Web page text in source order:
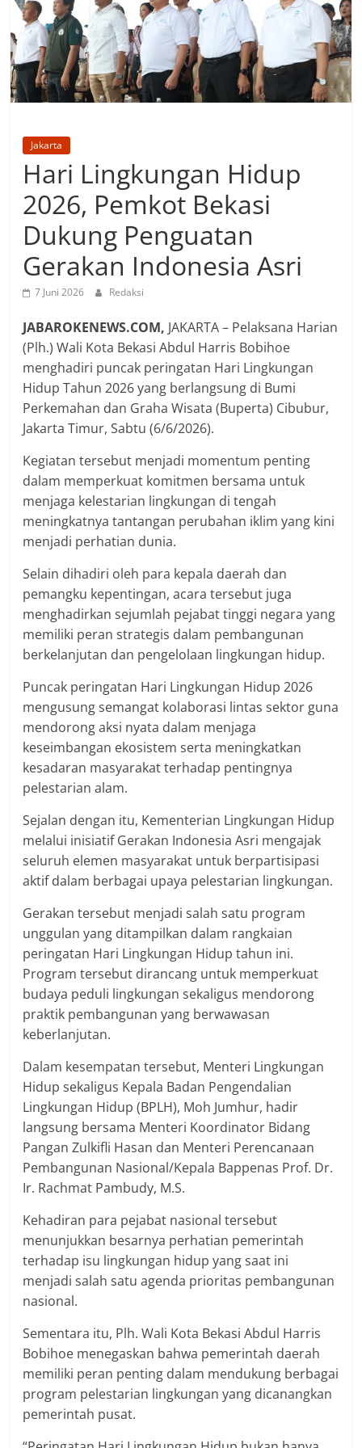
Jakarta
Hari Lingkungan Hidup
2026, Pemkot Bekasi
Dukung Penguatan
Gerakan Indonesia Asri
7 Juni 2026 Redaksi
JABAROKENEWS.COM, JAKARTA – Pelaksana Harian
(Plh.) Wali Kota Bekasi Abdul Harris Bobihoe
menghadiri puncak peringatan Hari Lingkungan
Hidup Tahun 2026 yang berlangsung di Bumi
Perkemahan dan Graha Wisata (Buperta) Cibubur,
Jakarta Timur, Sabtu (6/6/2026).
Kegiatan tersebut menjadi momentum penting
dalam memperkuat komitmen bersama untuk
menjaga kelestarian lingkungan di tengah
meningkatnya tantangan perubahan iklim yang kini
menjadi perhatian dunia.
Selain dihadiri oleh para kepala daerah dan
pemangku kepentingan, acara tersebut juga
menghadirkan sejumlah pejabat tinggi negara yang
memiliki peran strategis dalam pembangunan
berkelanjutan dan pengelolaan lingkungan hidup.
Puncak peringatan Hari Lingkungan Hidup 2026
mengusung semangat kolaborasi lintas sektor guna
mendorong aksi nyata dalam menjaga
keseimbangan ekosistem serta meningkatkan
kesadaran masyarakat terhadap pentingnya
pelestarian alam.
Sejalan dengan itu, Kementerian Lingkungan Hidup
melalui inisiatif Gerakan Indonesia Asri mengajak
seluruh elemen masyarakat untuk berpartisipasi
aktif dalam berbagai upaya pelestarian lingkungan.
Gerakan tersebut menjadi salah satu program
unggulan yang ditampilkan dalam rangkaian
peringatan Hari Lingkungan Hidup tahun ini.
Program tersebut dirancang untuk memperkuat
budaya peduli lingkungan sekaligus mendorong
praktik pembangunan yang berwawasan
keberlanjutan.
Dalam kesempatan tersebut, Menteri Lingkungan
Hidup sekaligus Kepala Badan Pengendalian
Lingkungan Hidup (BPLH), Moh Jumhur, hadir
langsung bersama Menteri Koordinator Bidang
Pangan Zulkifli Hasan dan Menteri Perencanaan
Pembangunan Nasional/Kepala Bappenas Prof. Dr.
Ir. Rachmat Pambudy, M.S.
Kehadiran para pejabat nasional tersebut
menunjukkan besarnya perhatian pemerintah
terhadap isu lingkungan hidup yang saat ini
menjadi salah satu agenda prioritas pembangunan
nasional.
Sementara itu, Plh. Wali Kota Bekasi Abdul Harris
Bobihoe menegaskan bahwa pemerintah daerah
memiliki peran penting dalam mendukung berbagai
program pelestarian lingkungan yang dicanangkan
pemerintah pusat.